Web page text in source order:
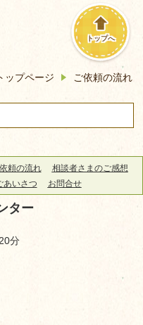
トップへ
ップページ ご依頼の流れ
頼の流れ
相談者さまのご感想
あいさつ お問合せ
ター
分